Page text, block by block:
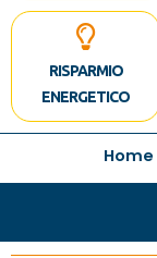
RISPARMIO
ENERGETICO
Home